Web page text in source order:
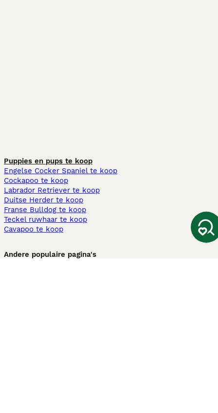
Puppies en pups te koop
Engelse Cocker Spaniel te koop
Cockapoo te koop
Labrador Retriever te koop
Duitse Herder te koop
Franse Bulldog te koop
Teckel ruwhaar te koop
Cavapoo te koop
Andere populaire pagina's